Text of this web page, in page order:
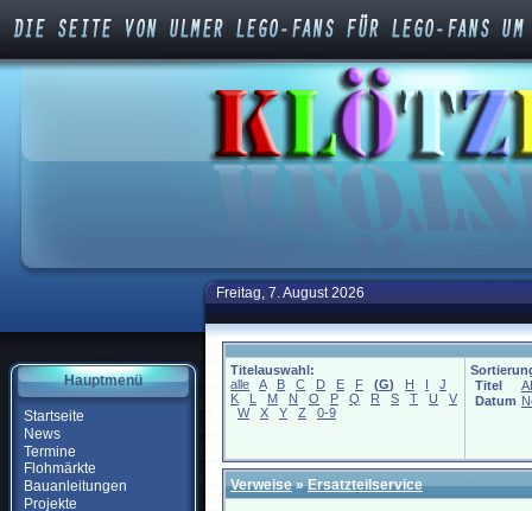
Hauptmenü
Startseite
News
Termine
Flohmärkte
Bauanleitungen
Projekte
Freitag, 7. August 2026
Titelauswahl:
alle
A B C D E F (G) H I
J
K
L M N O P Q R S T U
V
W
X Y Z 0-9
Titel
Datum
Verweise»Ersatzteilservice